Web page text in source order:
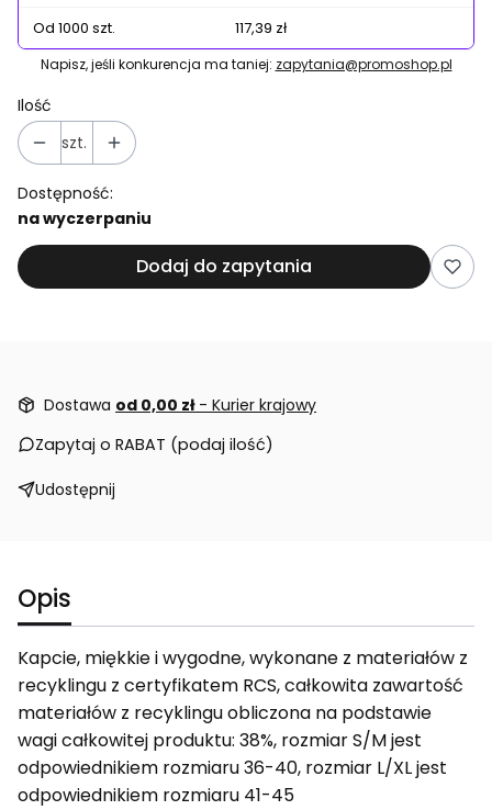
Od 1000 szt.
117,39 zł
Napisz, jeśli konkurencja ma taniej: zapytania@promoshop.pl
Ilość
szt.
Dostępność:
na wyczerpaniu
Dodaj do zapytania
Dostawa od 0,00 zł - Kurier krajowy
Zapytaj o RABAT (podaj ilość)
Udostępnij
Opis
Kapcie, miękkie i wygodne, wykonane z materiałów z
recyklingu z certyfikatem RCS, całkowita zawartość
materiałów z recyklingu obliczona na podstawie
wagi całkowitej produktu: 38%, rozmiar S/M jest
odpowiednikiem rozmiaru 36-40, rozmiar L/XL jest
odpowiednikiem rozmiaru 41-45